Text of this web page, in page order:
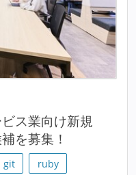
ス業向け新規
を募集！
git
ruby